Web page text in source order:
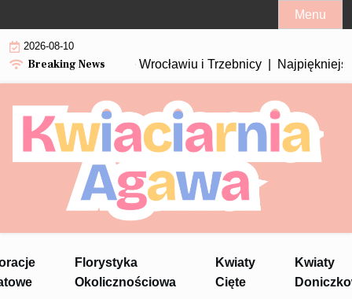
to
content
Menu
2026-08-10
Breaking News
i leczenie we Wrocławiu i Trzebnicy |Najpiękniejsze
Florystyka
Okolicznościowa
Kwiaty
Cięte
Kwiaty